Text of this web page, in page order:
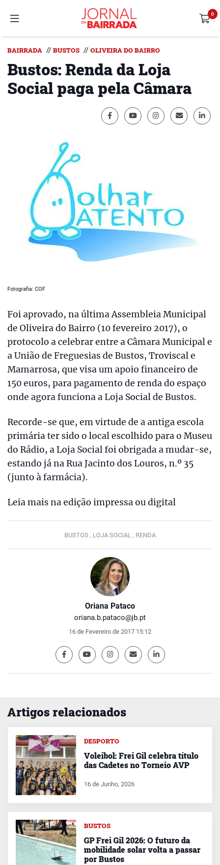
Oriana Pataco
oriana.b.pataco@jb.pt
16 de Fevereiro de 2017 15:12
BAIRRADA // BUSTOS // OLIVEIRA DO BAIRRO
Bustos: Renda da Loja
Social paga pela Câmara
Fotografia: COF
Foi aprovado, na última Assembleia Municipal
de Oliveira do Bairro (10 fevereiro 2017), o
protocolo a celebrar entre a Câmara Municipal e
a União de Freguesias de Bustos, Troviscal e
Mamarrosa, que visa um apoio financeiro de
150 euros, para pagamento de renda do espaço
onde agora funciona a Loja Social de Bustos.
Recorde-se que, em virtude de a antiga escola
primária ter sido o local escolhido para o Museu
do Rádio, a Loja Social foi obrigada a mudar-se,
estando já na Rua Jacinto dos Louros, n.º 35
(junto à farmácia).
Leia mais na edição impressa ou digital
BUSTOS , LOJA SOCIAL , RENDA
Artigos relacionados
DESPORTO
Voleibol: Frei Gil celebra título
das Cadetes no Torneio AVP
16 de Junho, 2026
BUSTOS
GP Frei Gil 2026: O futuro da
mobilidade solar volta a passar
por Bustos